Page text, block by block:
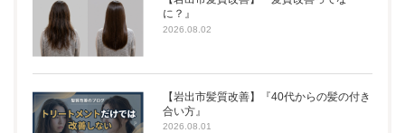
に？』
2026.08.02
【岩出市髪質改善】『40代からの髪の付き
合い方』
2026.08.01